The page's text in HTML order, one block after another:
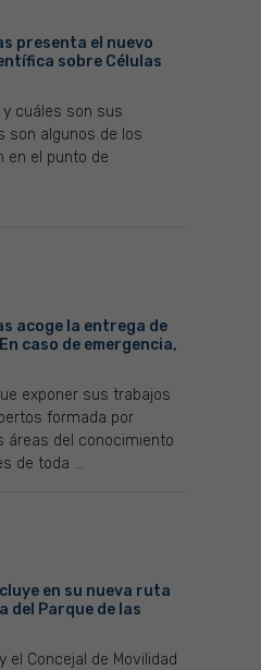
presenta el nuevo
sobre Células
cuáles son sus
son algunos de los
en el punto de
acoge la entrega de
caso de emergencia,
exponer sus trabajos
formada por
áreas del conocimiento
de toda ...
en su nueva ruta
del Parque de las
el Concejal de Movilidad